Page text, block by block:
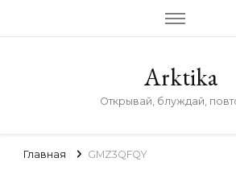
Arktika
Открывай, блуждай,
Главная GMZ3QFQY